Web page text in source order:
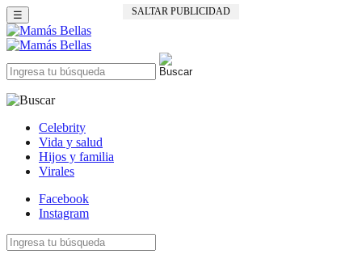
SALTAR PUBLICIDAD
☰
Celebrity
Vida y salud
Hijos y familia
Virales
Facebook
Instagram